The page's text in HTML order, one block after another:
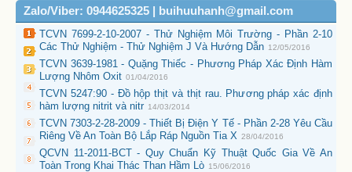
Zalo/Viber: 0944625325 | buihuuhanh@gmail.com
TCVN 7699-2-10-2007 - Thử Nghiệm Môi Trường - Phần 2-10
Các Thử Nghiệm - Thử Nghiệm J Và Hướng Dẫn 12/05/2016
TCVN 3639-1981 - Quặng Thiếc - Phương Pháp Xác Định Hàm
Lượng Nhôm Oxit 01/04/2016
TCVN 5247:90 - Đồ hộp thịt và thịt rau. Phương pháp xác định
hàm lượng nitrit và nitr 14/03/2014
TCVN 7303-2-28-2009 - Thiết Bị Điện Y Tế - Phần 2-28 Yêu Cầu
Riêng Về An Toàn Bộ Lắp Ráp Nguồn Tia X 28/04/2016
QCVN 11-2011-BCT - Quy Chuẩn Kỹ Thuật Quốc Gia Về An
Toàn Trong Khai Thác Than Hầm Lò 15/06/2016